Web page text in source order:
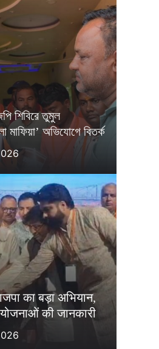
শিবিরে তুমুল
অভিযোগে বিতর্ক
का बड़ा अभियान,
की जानकारी